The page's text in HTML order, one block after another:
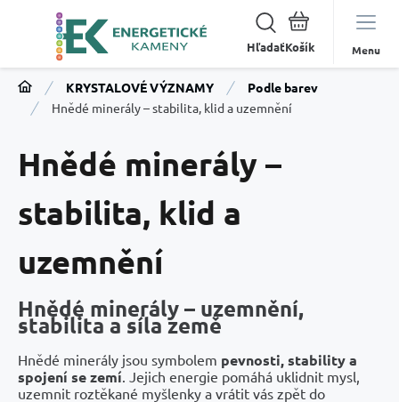
Hľadať Menu
KRYSTALOVÉ VÝZNAMY
Podle barev
Hnědé minerály – stabilita, klid a uzemnění
Hnědé minerály –
stabilita, klid a
uzemnění
Hnědé minerály – uzemnění,
stabilita a síla země
Hnědé minerály jsou symbolem pevnosti, stability a
spojení se zemí . Jejich energie pomáhá uklidnit mysl,
uzemnit roztěkané myšlenky a vrátit vás zpět do